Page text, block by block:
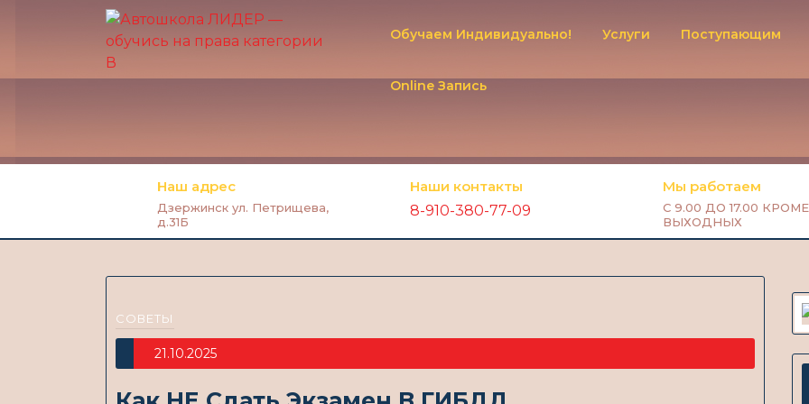
Обучаем Индивидуально! Услуги Поступающим
Online Запись
Наш адрес
Дзержинск ул. Петрищева,
д.31Б
Наши контакты
8-910-380-77-09
Мы работаем
С 9.00 ДО 17.00 КРОМЕ
ВЫХОДНЫХ
СОВЕТЫ
21.10.2025